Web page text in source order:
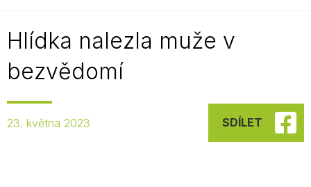
Hlídka nalezla muže v
bezvědomí
23. května 2023 SDÍLET